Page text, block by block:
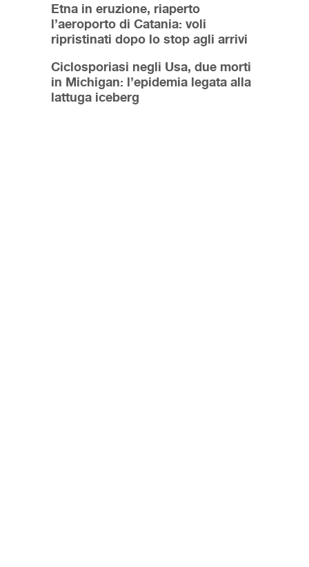
Etna in eruzione, riaperto
l’aeroporto di Catania: voli
ripristinati dopo lo stop agli arrivi
Ciclosporiasi negli Usa, due morti
in Michigan: l’epidemia legata alla
lattuga iceberg